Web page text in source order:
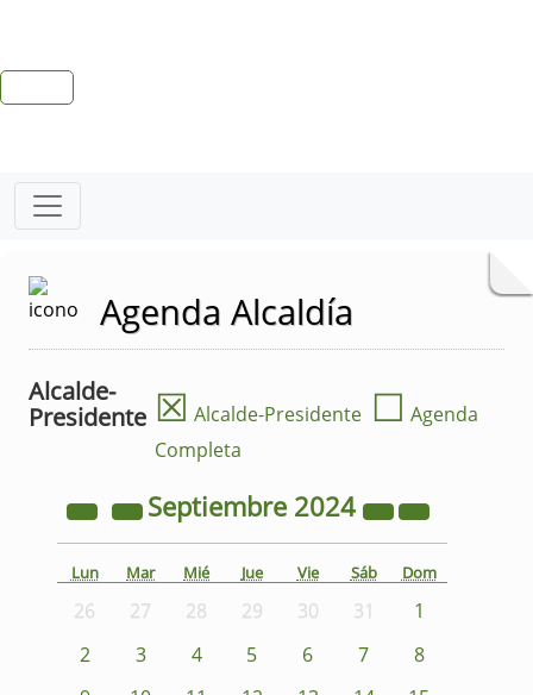
Agenda Alcaldía
Alcalde-
Presidente ☒ Alcalde-Presidente ☐ Agenda
Completa
Septiembre 2024
Lun Mar Mié Jue Vie Sáb Dom
26 27 28 29 30 31
1
2
3 4 5 6 7
8